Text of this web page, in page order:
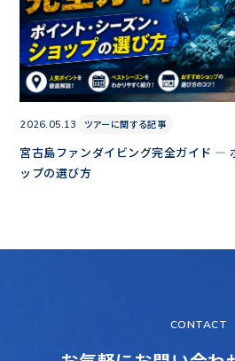
2026.05.13 ツアーに関する記事
宮古島ファンダイビング完全ガイド —
ップの選び方
CONTACT